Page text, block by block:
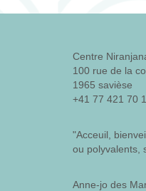
Centre
100 rue de la
1965 savièse
+41 77 421 70
"Acceuil,
ou polyvalents,
Anne-jo des